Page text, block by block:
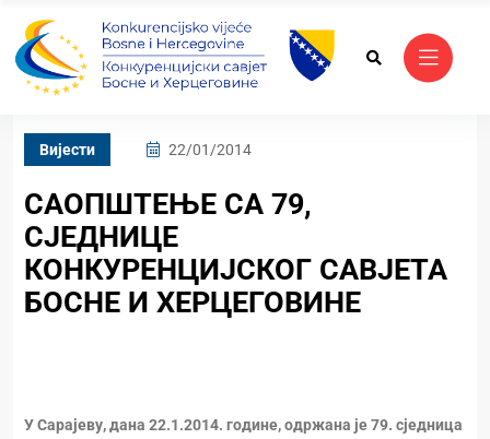
Вијести 22/01/2014
САОПШТЕЊЕ СА 79,
СЈЕДНИЦЕ
КОНКУРЕНЦИЈСКОГ САВЈЕТА
БОСНЕ И ХЕРЦЕГОВИНЕ
У Сарајеву, дана 22.1.2014. године, одржана је 79. сједница